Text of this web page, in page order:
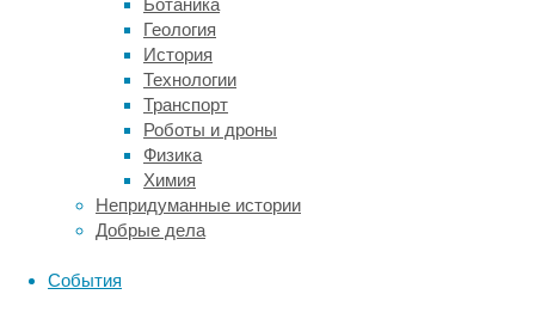
Ботаника
Геология
История
Технологии
Транспорт
Роботы и дроны
Физика
Химия
Непридуманные истории
Добрые дела
События
биомеханику
особенности
роста
летающих
ящеров.
Также
образцы
оттуда
раскрыли
диету